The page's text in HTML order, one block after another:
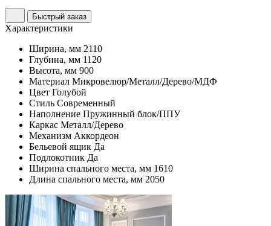
Быстрый заказ
Характеристики
Ширина, мм 2110
Глубина, мм 1120
Высота, мм 900
Материал Микровелюр/Металл/Дерево/МДФ
Цвет Голубой
Стиль Современный
Наполнение Пружинный блок/ППУ
Каркас Металл/Дерево
Механизм Аккордеон
Бельевой ящик Да
Подлокотник Да
Ширина спального места, мм 1610
Длина спального места, мм 2050